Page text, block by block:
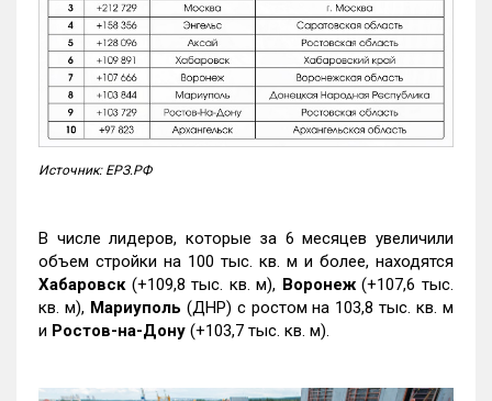
Источник: ЕРЗ.РФ
В числе лидеров, которые за 6 месяцев увеличили
объем стройки на 100 тыс. кв. м и более, находятся
Хабаровск (+109,8 тыс. кв. м), Воронеж(+107,6 тыс.
кв. м), Мариуполь (ДНР) с ростом на 103,8 тыс. кв. м
и Ростов-на-Дону (+103,7 тыс. кв. м).